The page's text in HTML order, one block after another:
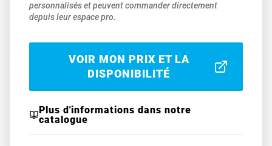
personnalisés et peuvent commander directement
depuis leur espace pro.
VOIR MON PRIX ET LA
DISPONIBILITÉ
Plus d'informations dans notre
catalogue